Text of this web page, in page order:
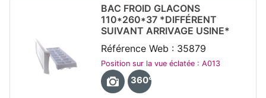
BAC FROID GLACONS
110*260*37 *DIFFÉRENT
SUIVANT ARRIVAGE USINE*
Référence Web : 35879
Position sur la vue éclatée : A013
360°